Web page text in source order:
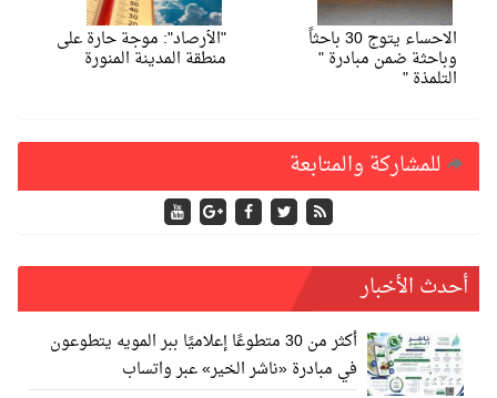
"الأرصاد": موجة حارة على
منطقة المدينة المنورة
الاحساء يتوج 30 باحثاً
وباحثة ضمن مبادرة "
التلمذة "
للمشاركة والمتابعة
أحدث الأخبار
أكثر من 30 متطوعًا إعلاميًا ببر المويه يتطوعون
في مبادرة «ناشر الخير» عبر واتساب